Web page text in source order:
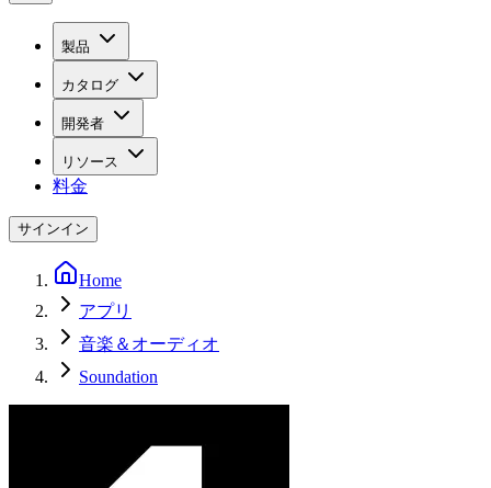
製品
カタログ
開発者
リソース
料金
サインイン
Home
アプリ
音楽＆オーディオ
Soundation